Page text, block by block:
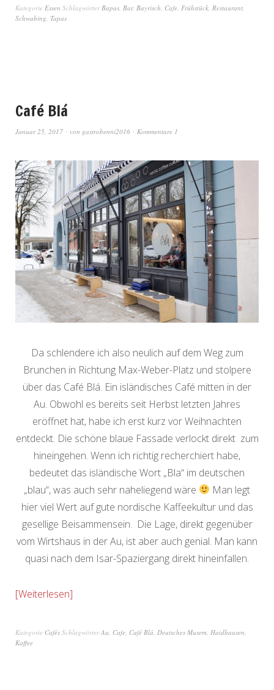
Kategorie Essen Schlagwörter Bapas Bar, Bayrisch Cafe Frühstück Restaurant
Schwabing Tapas
Café Blá
Januar 25, 2017 von gastrobenni2016 Kommentare 1
Da schlendere ich also neulich auf dem Weg zum
Brunchen in Richtung Max-Weber-Platz und stolpere
über das Café Blá. Ein isländisches Café mitten in der
Au. Obwohl es bereits seit Herbst letzten Jahres
eröffnet hat, habe ich erst kurz vor Weihnachten
entdeckt. Die schöne blaue Fassade verlockt direkt zum
hineingehen. Wenn ich richtig recherchiert habe,
bedeutet das isländische Wort „Bla“ im deutschen
„blau“, was auch sehr naheliegend wäre
Man legt
hier viel Wert auf gute nordische Kaffeekultur und das
gesellige Beisammensein. Die Lage, direkt gegenüber
vom Wirtshaus in der Au, ist aber auch genial. Man kann
quasi nach dem Isar-Spaziergang direkt hineinfallen.
Weiterlesen
Kategorie Cafés SchlagwörterAu Cafe Café Blá Deutsches Musem Haidhausen
Kaffee